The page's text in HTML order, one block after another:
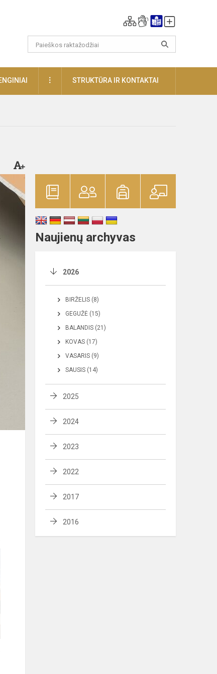
DAUGIAUSTRUKTŪRA IR KONTAKTAI
Naujienų archyvas
2026
BIRŽELIS (8)
GEGUŽĖ (15)
BALANDIS (21)
KOVAS (17)
VASARIS (9)
SAUSIS (14)
2025
2024
2023
2022
2017
2016